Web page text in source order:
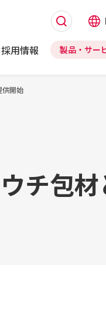
採用情報 製品・サー
供開始
チ包材